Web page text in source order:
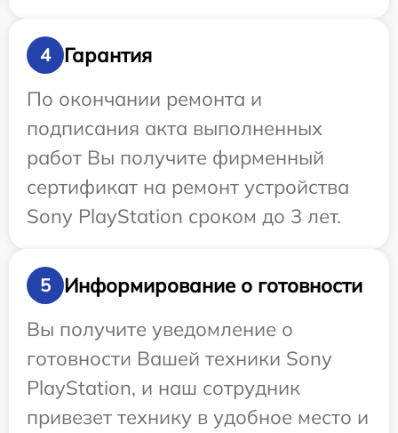
4
Гарантия
По окончании ремонта и
подписания акта выполненных
работ Вы получите фирменный
сертификат на ремонт устройства
Sony PlayStation сроком до 3 лет.
5
Информирование о готовности
Вы получите уведомление о
готовности Вашей техники Sony
PlayStation, и наш сотрудник
привезет технику в удобное место и